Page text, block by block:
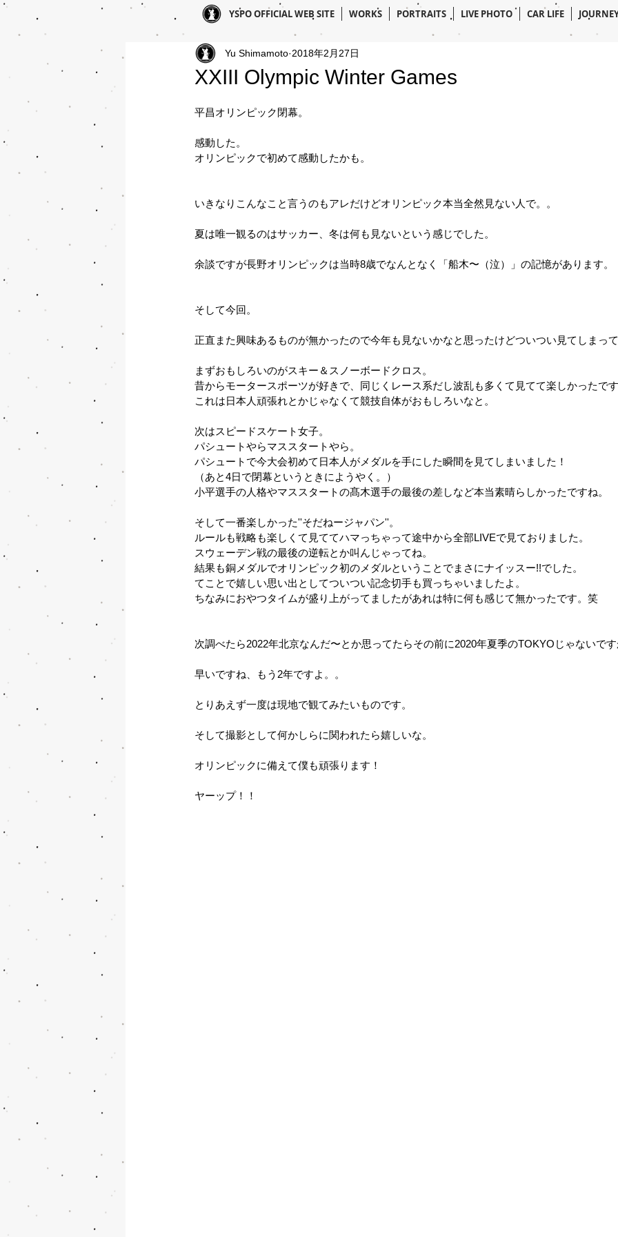
YSPO OFFICIAL WEB SITE WORKS PORTRAITS LIVE PHOTO CAR LIFE
XXIII Olympic Winter Games
Yu Shimamoto 2018年2月27日
平昌オリンピック閉幕。
感動した。
オリンピックで初めて感動したかも。
いきなりこんなこと言うのもアレだけどオリンピック本当全然見ない人で。。
夏は唯一観るのはサッカー、冬は何も見ないという感じでした。
余談ですが長野オリンピックは当時8歳でなんとなく「船木〜（泣）」の記憶があります。
そして今回。
正直また興味あるものが無かったので今年も見ないかなと思ったけどついつい見てしまっ
まずおもしろいのがスキー＆スノーボードクロス。
昔からモータースポーツが好きで、同じくレース系だし波乱も多くて見てて楽しかったで
これは日本人頑張れとかじゃなくて競技自体がおもしろいなと。
次はスピードスケート女子。
パシュートやらマススタートやら。
パシュートで今大会初めて日本人がメダルを手にした瞬間を見てしまいました！
（あと4日で閉幕というときにようやく。）
小平選手の人格やマススタートの髙木選手の最後の差しなど本当素晴らしかったですね。
そして一番楽しかった''そだねージャパン''。
ルールも戦略も楽しくて見ててハマっちゃって途中から全部LIVEで見ておりました。
スウェーデン戦の最後の逆転とか叫んじゃってね。
結果も銅メダルでオリンピック初のメダルということでまさにナイッスー!!でした。
てことで嬉しい思い出としてついつい記念切手も買っちゃいましたよ。
ちなみにおやつタイムが盛り上がってましたがあれは特に何も感じて無かったです。笑
次調べたら2022年北京なんだ〜とか思ってたらその前に2020年夏季のTOKYOじゃないで
早いですね、もう2年ですよ。。
とりあえず一度は現地で観てみたいものです。
そして撮影として何かしらに関われたら嬉しいな。
オリンピックに備えて僕も頑張ります！
ヤーップ！！